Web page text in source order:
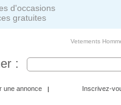
gratuites
Vetements
:
une annonce | Inscrivez-